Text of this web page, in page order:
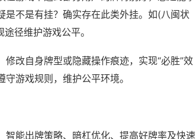
是不是有挂？确实存在此类外挂。如(八闽状
径维护游戏公平。
改自身牌型或隐藏操作痕迹，实现“必胜”效
游戏规则，维护公平环境。
能出牌策略、暗杠优化、提高好牌率及快速